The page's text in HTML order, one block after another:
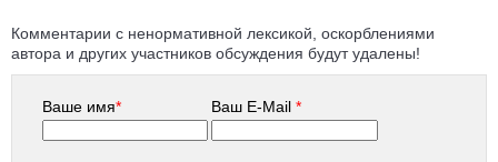
Комментарии с ненормативной лексикой, оскорблениями
автора и других участников обсуждения будут удалены!
Ваше имя* Ваш E-Mail*